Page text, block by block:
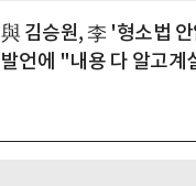
與 김승원, 李 '형소법
발언에 "내용 다 알고계